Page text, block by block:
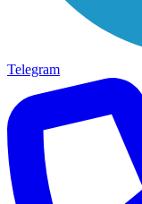
Telegram